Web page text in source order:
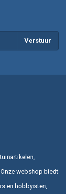
Verstuur
webshop biedt
en hobbyisten,